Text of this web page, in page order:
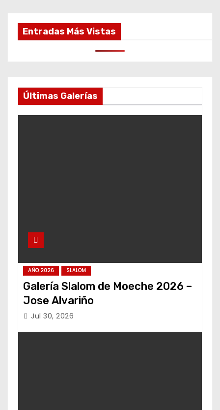
Entradas Más Vistas
Últimas Galerías
AÑO 2026 SLALOM
Galería Slalom de Moeche 2026 –
Jose Alvariño
Jul 30, 2026